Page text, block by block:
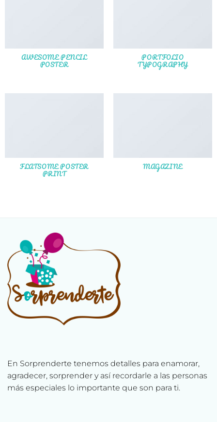
AWESOME PENCIL
POSTER
PORTFOLIO
TYPOGRAPHY
FLATSOME POSTER
PRINT
MAGAZINE
En Sorprenderte tenemos detalles para enamorar,
agradecer, sorprender y así recordarle a las personas
más especiales lo importante que son para ti.